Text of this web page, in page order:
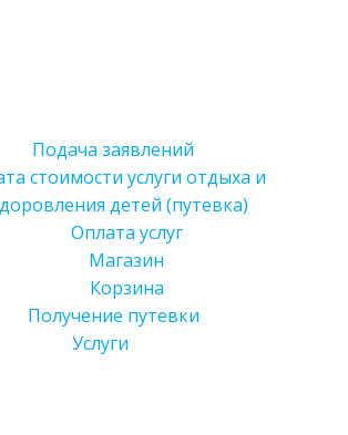
Подача заявлений
стоимости услуги отдыха и
детей (путевка)
Оплата услуг
Магазин
Корзина
Получение путевки
Услуги